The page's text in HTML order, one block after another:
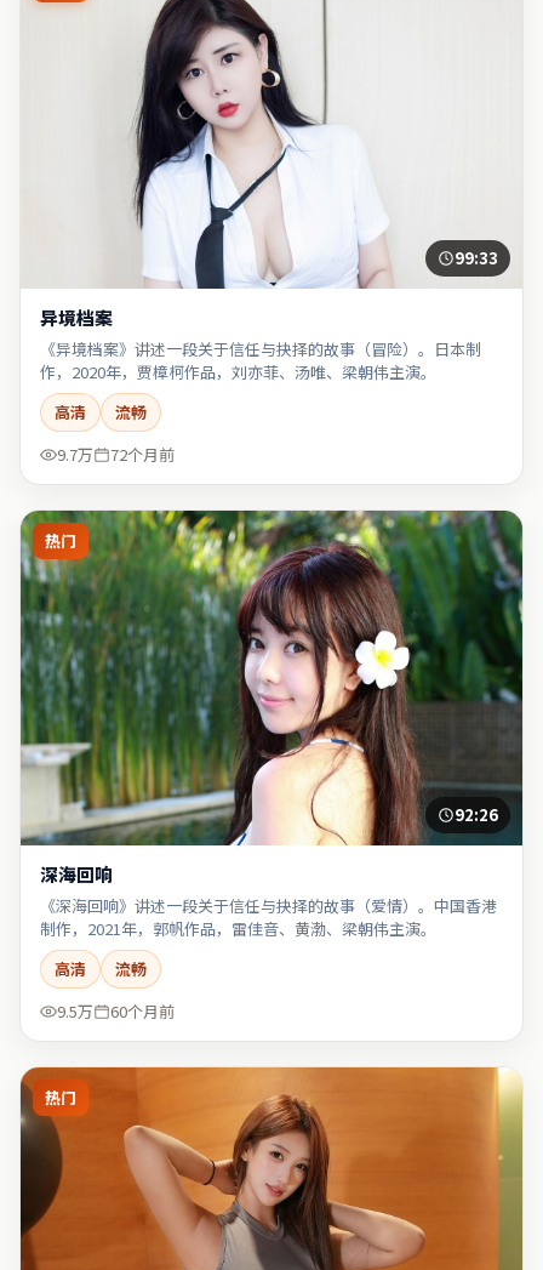
99:33
异境档案
《异境档案》讲述一段关于信任与抉择的故事（冒险）。日本制
作，2020年，贾樟柯作品，刘亦菲、汤唯、梁朝伟主演。
高清
流畅
9.7万
72个月前
热门
92:26
深海回响
《深海回响》讲述一段关于信任与抉择的故事（爱情）。中国香港
制作，2021年，郭帆作品，雷佳音、黄渤、梁朝伟主演。
高清
流畅
9.5万
60个月前
热门